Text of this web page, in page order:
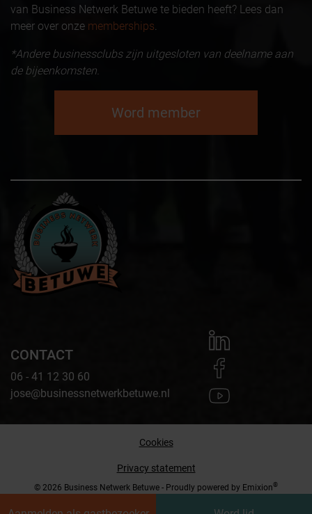
van Business Netwerk Betuwe te bieden heeft? Lees dan
meer over onze memberships
*Andere businessclubs zijn uitgesloten van deelname aan
de bijeenkomsten.
Word member
CONTACT
06 - 41 12 30 60
jose@businessnetwerkbetuwe.nl
© 2026 Business Netwerk Betuwe - Proudly powered by Emixion®
Cookies
Privacy statement